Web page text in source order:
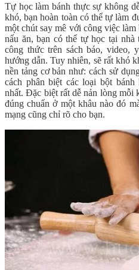
Tự học làm bánh thực sự không
khó, bạn hoàn toàn có thể tự làm
một chút say mê với công việc
nấu ăn, bạn có thể tự học tại
công thức trên sách báo, video,
hướng dẫn. Tuy nhiên, sẽ rất khó
nền tảng cơ bản như: cách sử
cách phân biệt các loại bột
nhất. Đặc biệt rất dễ nản lòng mỗi
đúng chuẩn ở một khâu nào đó
mạng cũng chỉ rõ cho bạn.